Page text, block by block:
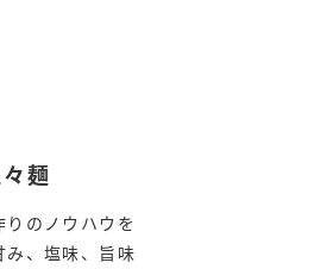
麺
りのノウハウを
み、塩味、旨味